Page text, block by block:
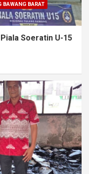
BAWANG BARAT
Soeratin U-15